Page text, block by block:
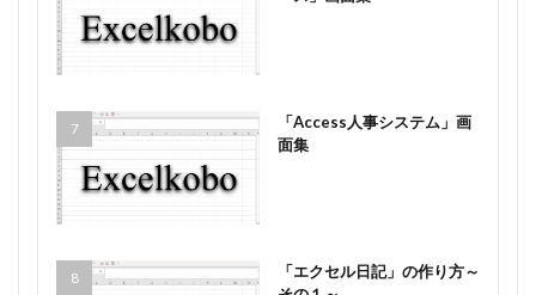
「Access人事システム」画
面集
「エクセル日記」の作り方～